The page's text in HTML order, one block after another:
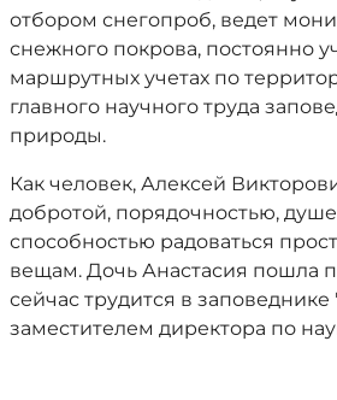
отбором снегопроб, ведет
снежного покрова, постоянно
маршрутных учетах по
главного научного труда
природы.
Как человек, Алексей
добротой, порядочностью,
способностью радоваться
вещам. Дочь Анастасия пошла
сейчас трудится в
заместителем директора по